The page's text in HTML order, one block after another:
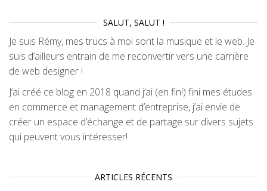
SALUT, SALUT !
Je suis Rémy, mes trucs à moi sont la musique et le web. Je
suis d’ailleurs entrain de me reconvertir vers une carrière
de web designer !
J’ai créé ce blog en 2018 quand j’ai (en fin!) fini mes études
en commerce et management d’entreprise, j’ai envie de
créer un espace d’échange et de partage sur divers sujets
qui peuvent vous intéresser!
ARTICLES RÉCENTS